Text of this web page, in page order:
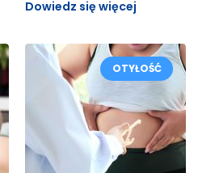
Dowiedz się więcej
OTYŁOŚĆ